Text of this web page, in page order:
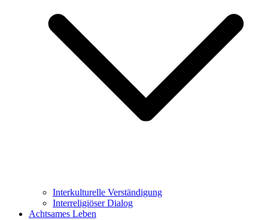
Interkulturelle Verständigung
Interreligiöser Dialog
Achtsames Leben